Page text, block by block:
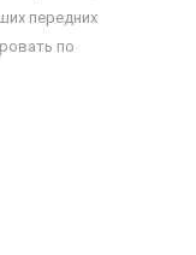
передних
по